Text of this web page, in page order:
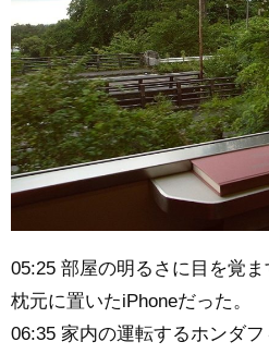
05:25 部屋の明るさに目を覚
枕元に置いたiPhoneだった。
06:35 家内の運転するホンダ